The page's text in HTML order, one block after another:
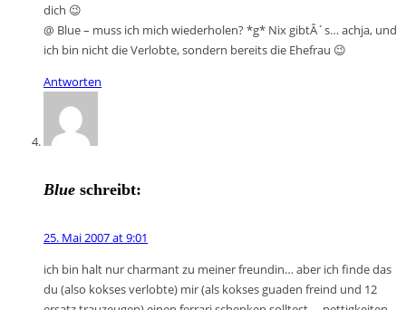
dich 😉
@ Blue – muss ich mich wiederholen? *g* Nix gibtÂ´s… achja, und
ich bin nicht die Verlobte, sondern bereits die Ehefrau 😉
Antworten
Blue schreibt:
25. Mai 2007 at 9:01
ich bin halt nur charmant zu meiner freundin… aber ich finde das
du (also kokses verlobte) mir (als kokses guaden freind und 12